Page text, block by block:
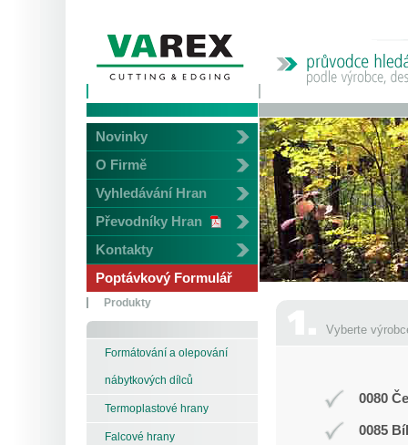
Novinky
O Firmě
Vyhledávání Hran
Převodníky Hran
Kontakty
Poptávkový Formulář
Produkty
Formátování a olepování
nábytkových dílců
Termoplastové hrany
Falcové hrany
Vyberte
0080
0085